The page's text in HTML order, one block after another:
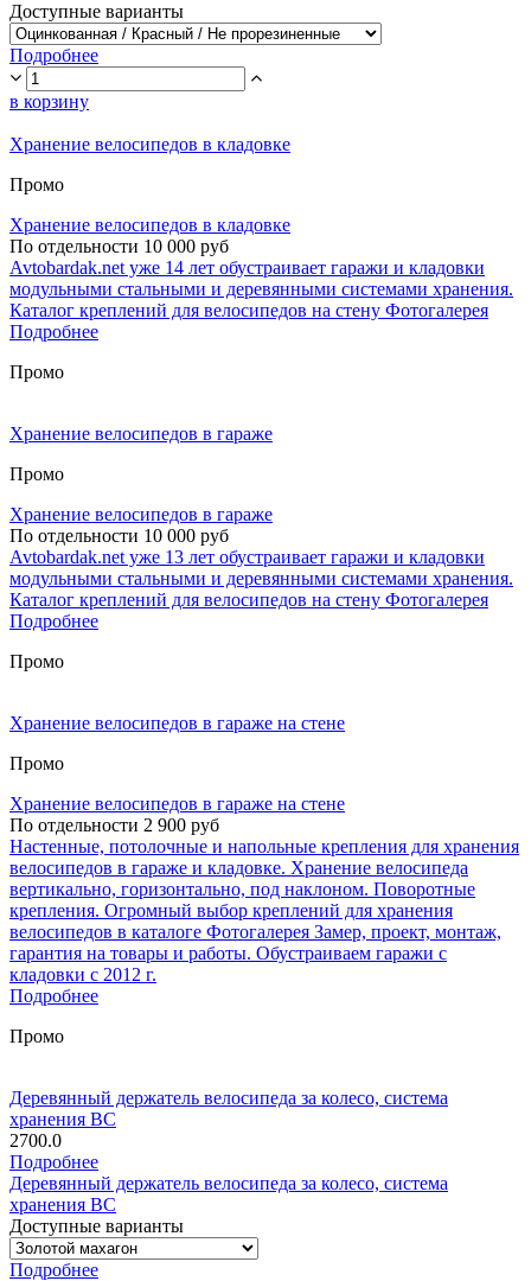
Доступные варианты
Подробнее
в корзину
Хранение велосипедов в кладовке
Промо
Хранение велосипедов в кладовке
По отдельности 10 000 руб
Avtobardak.net уже 14 лет обустраивает гаражи и кладовки
модульными стальными и деревянными системами хранения.
Каталог креплений для велосипедов на стену Фотогалерея
Подробнее
Промо
Хранение велосипедов в гараже
Промо
Хранение велосипедов в гараже
По отдельности 10 000 руб
Avtobardak.net уже 13 лет обустраивает гаражи и кладовки
модульными стальными и деревянными системами хранения.
Каталог креплений для велосипедов на стену Фотогалерея
Подробнее
Промо
Хранение велосипедов в гараже на стене
Промо
Хранение велосипедов в гараже на стене
По отдельности 2 900 руб
Настенные, потолочные и напольные крепления для хранения
велосипедов в гараже и кладовке. Хранение велосипеда
вертикально, горизонтально, под наклоном. Поворотные
крепления. Огромный выбор креплений для хранения
велосипедов в каталоге Фотогалерея Замер, проект, монтаж,
гарантия на товары и работы. Обустраиваем гаражи с
кладовки с 2012 г.
Подробнее
Промо
Деревянный держатель велосипеда за колесо, система
хранения ВС
2700.0
Подробнее
Деревянный держатель велосипеда за колесо, система
хранения ВС
Доступные варианты
Подробнее